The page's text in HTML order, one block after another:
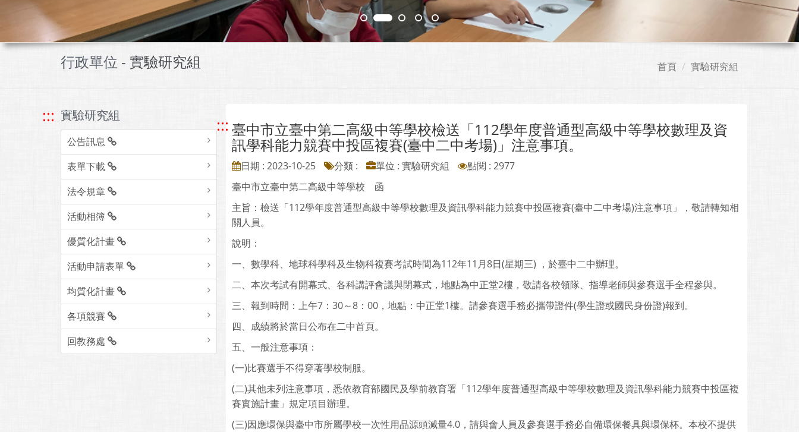
行政單位 - 實驗研究組 首頁 實驗研究組
::: 實驗研究組
公告訊息
表單下載
法令規章
活動相簿
優質化計畫
活動申請表單
均質化計畫
各項競賽
回教務處
::: 臺中市立臺中第二高級中等學校檢送「112學年度普通型高級中等學校數理及資
訊學科能力競賽中投區複賽(臺中二中考場)」注意事項。
日期 : 2023-10-25 分類 : 單位 : 實驗研究組
點閱 : 2977
臺中市立臺中第二高級中等學校 函
主旨：檢送「112學年度普通型高級中等學校數理及資訊學科能力競賽中投區複賽(臺中二中考場)注意事項」，敬請轉知相
關人員。
說明：
一、數學科、地球科學科及生物科複賽考試時間為112年11月8日(星期三) ，於臺中二中辦理。
二、本次考試有開幕式、各科講評會議與閉幕式，地點為中正堂2樓，敬請各校領隊、指導老師與參賽選手全程參與。
三、報到時間：上午7：30～8：00，地點：中正堂1樓。請參賽選手務必攜帶證件(學生證或國民身份證)報到。
四、成績將於當日公布在二中首頁。
五、一般注意事項：
(一)比賽選手不得穿著學校制服。
(二)其他未列注意事項，悉依教育部國民及學前教育署「112學年度普通型高級中等學校數理及資訊學科能力競賽中投區複
賽實施計畫」規定項目辦理。
(三)因應環保與臺中市所屬學校一次性用品源頭減量4.0，請與會人員及參賽選手務必自備環保餐具與環保杯。本校不提供